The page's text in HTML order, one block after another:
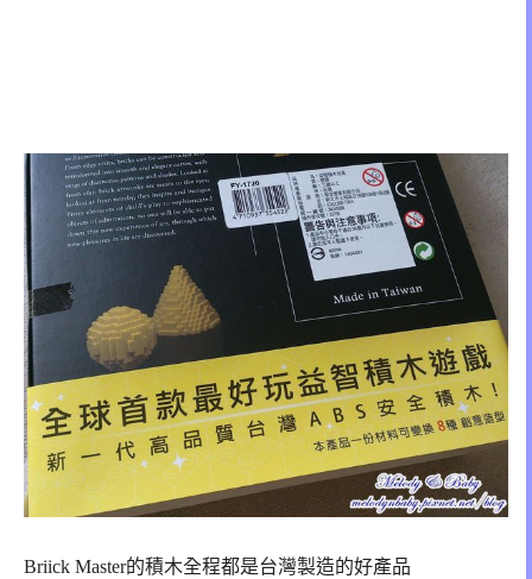
Briick Master的積木全程都是台灣製造的好產品